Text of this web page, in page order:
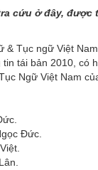
cứu ở đây, được
& Tục ngữ Việt
tin tái bản 2010, có
Ngữ Việt Nam
Đức.